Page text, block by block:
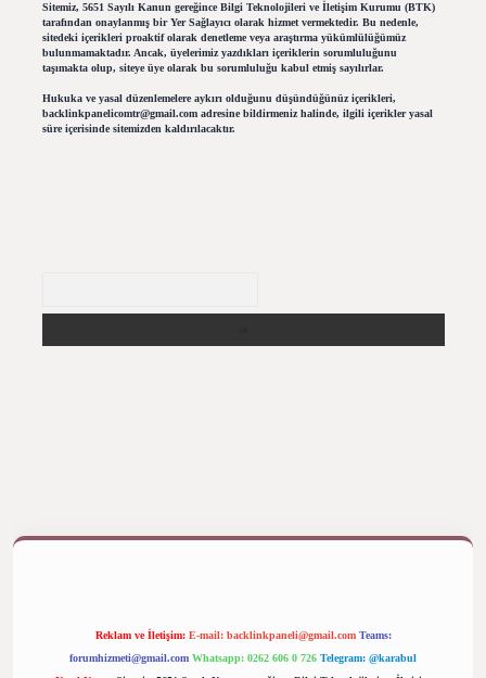
Sitemiz, 5651 Sayılı Kanun gereğince Bilgi Teknolojileri ve İletişim Kurumu (BTK)
tarafından onaylanmış bir Yer Sağlayıcı olarak hizmet vermektedir. Bu nedenle,
sitedeki içerikleri proaktif olarak denetleme veya araştırma yükümlülüğümüz
bulunmamaktadır. Ancak, üyelerimiz yazdıkları içeriklerin sorumluluğunu
taşımakta olup, siteye üye olarak bu sorumluluğu kabul etmiş sayılırlar.
Hukuka ve yasal düzenlemelere aykırı olduğunu düşündüğünüz içerikleri,
backlinkpanelicomtr@gmail.comadresine bildirmeniz halinde, ilgili içerikler yasal
süre içerisinde sitemizden kaldırılacaktır.
Reklam ve İletişim: E-mail: backlinkpaneli@gmail.com Teams:
forumhizmeti@gmail.com Whatsapp: 0262 606 0 726 Telegram: @karabul